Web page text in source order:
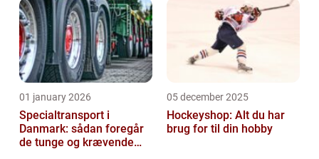
01 january 2026
Specialtransport i
Danmark: sådan foregår
de tunge og krævende
05 december 2025
Hockeyshop: Alt du har
brug for til din hobby